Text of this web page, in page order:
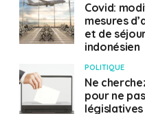
Covid:
mesures
et de
indonésien
POLITIQUE
Ne
pour ne
législatives